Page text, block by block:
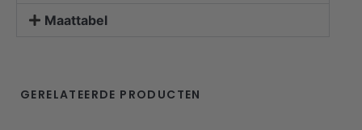
Maattabel
GERELATEERDE PRODUCTEN